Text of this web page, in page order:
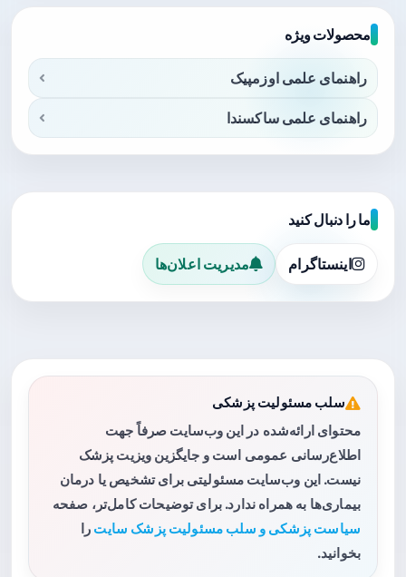
محصولات ویژه
راهنمای علمی اوزمپیک
راهنمای علمی ساکسندا
ما را دنبال کنید
اینستاگرام مدیریت اعلان‌ها
سلب مسئولیت پزشکی
محتوای ارائه‌شده در این وب‌سایت صرفاً جهت
اطلاع‌رسانی عمومی است و جایگزین ویزیت پزشک
نیست. این وب‌سایت مسئولیتی برای تشخیص یا درمان
بیماری‌ها به همراه ندارد. برای توضیحات کامل‌تر، صفحه
سیاست پزشکی و سلب مسئولیت پزشک سایت را
بخوانید.